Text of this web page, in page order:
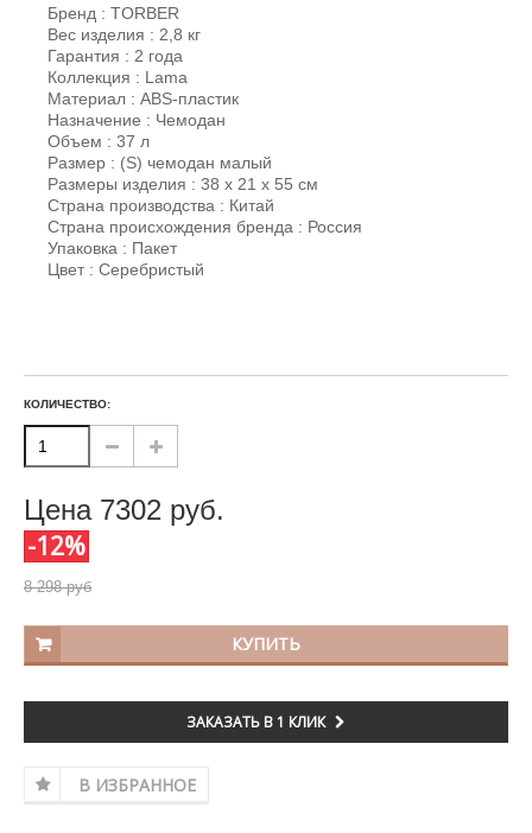
Бренд : TORBER
Вес изделия : 2,8 кг
Гарантия : 2 года
Коллекция : Lama
Материал : ABS-пластик
Назначение : Чемодан
Объем : 37 л
Размер : (S) чемодан малый
Размеры изделия : 38 х 21 х 55 см
Страна производства : Китай
Страна происхождения бренда : Россия
Упаковка : Пакет
Цвет : Серебристый
КОЛИЧЕСТВО:
Цена 7302 руб.
-12%
8 298 руб
КУПИТЬ
ЗАКАЗАТЬ В 1 КЛИК
В ИЗБРАННОЕ